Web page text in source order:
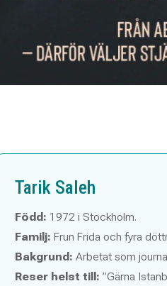
Tarik Saleh
Född: 1972 i Stockholm.
Familj: Frun Frida och fyra
Bakgrund: Arbetat som
Reser helst till: ”Gärna